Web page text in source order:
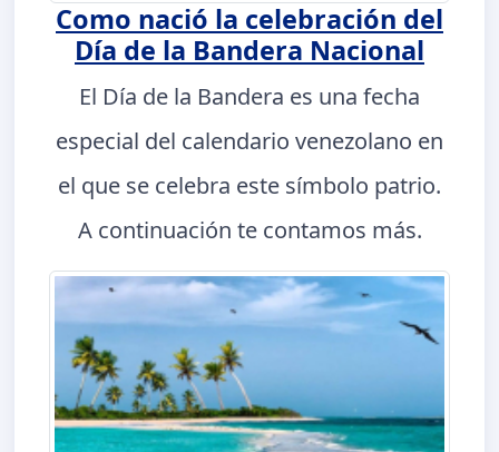
Como nació la celebración del
Día de la Bandera Nacional
El Día de la Bandera es una fecha
especial del calendario venezolano en
el que se celebra este símbolo patrio.
A continuación te contamos más.